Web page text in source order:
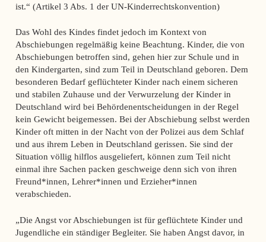
ist.“ (Artikel 3 Abs. 1 der UN-Kinderrechtskonvention)
Das Wohl des Kindes findet jedoch im Kontext von
Abschiebungen regelmäßig keine Beachtung. Kinder, die von
Abschiebungen betroffen sind, gehen hier zur Schule und in
den Kindergarten, sind zum Teil in Deutschland geboren. Dem
besonderen Bedarf geflüchteter Kinder nach einem sicheren
und stabilen Zuhause und der Verwurzelung der Kinder in
Deutschland wird bei Behördenentscheidungen in der Regel
kein Gewicht beigemessen. Bei der Abschiebung selbst werden
Kinder oft mitten in der Nacht von der Polizei aus dem Schlaf
und aus ihrem Leben in Deutschland gerissen. Sie sind der
Situation völlig hilflos ausgeliefert, können zum Teil nicht
einmal ihre Sachen packen geschweige denn sich von ihren
Freund*innen, Lehrer*innen und Erzieher*innen
verabschieden.
„Die Angst vor Abschiebungen ist für geflüchtete Kinder und
Jugendliche ein ständiger Begleiter. Sie haben Angst davor, in